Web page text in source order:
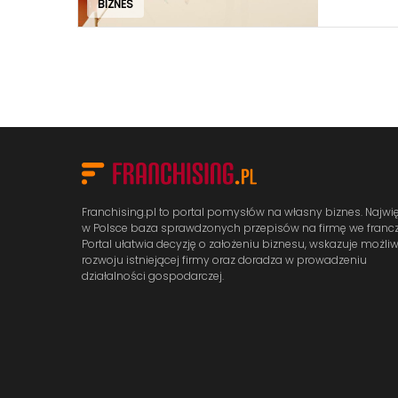
BIZNES
Franchising.pl to portal pomysłów na własny biznes.
w Polsce baza sprawdzonych przepisów na firmę we
Portal ułatwia decyzję o założeniu biznesu, wskazuje
rozwoju istniejącej firmy oraz doradza w prowadzeniu
działalności gospodarczej.